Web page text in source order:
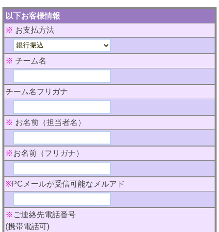
以下お客様情報
※ お支払方法
※ チーム名
チーム名フリガナ
※ お名前（担当者名）
※お名前（フリガナ）
※PCメールが受信可能なメルアド
※ ご連絡先電話番号
(携帯電話可)